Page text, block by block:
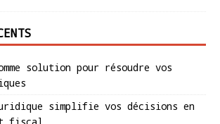
solution pour résoudre vos
simplifie vos décisions en
fiscal